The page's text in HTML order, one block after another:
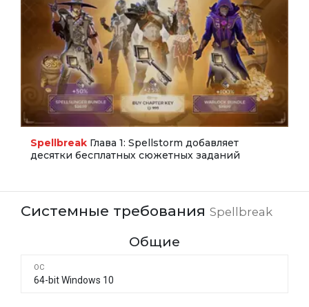
Spellbreak Глава 1: Spellstorm добавляет
десятки бесплатных сюжетных заданий
Системные требования Spellbreak
Общие
ОС
64-bit Windows 10